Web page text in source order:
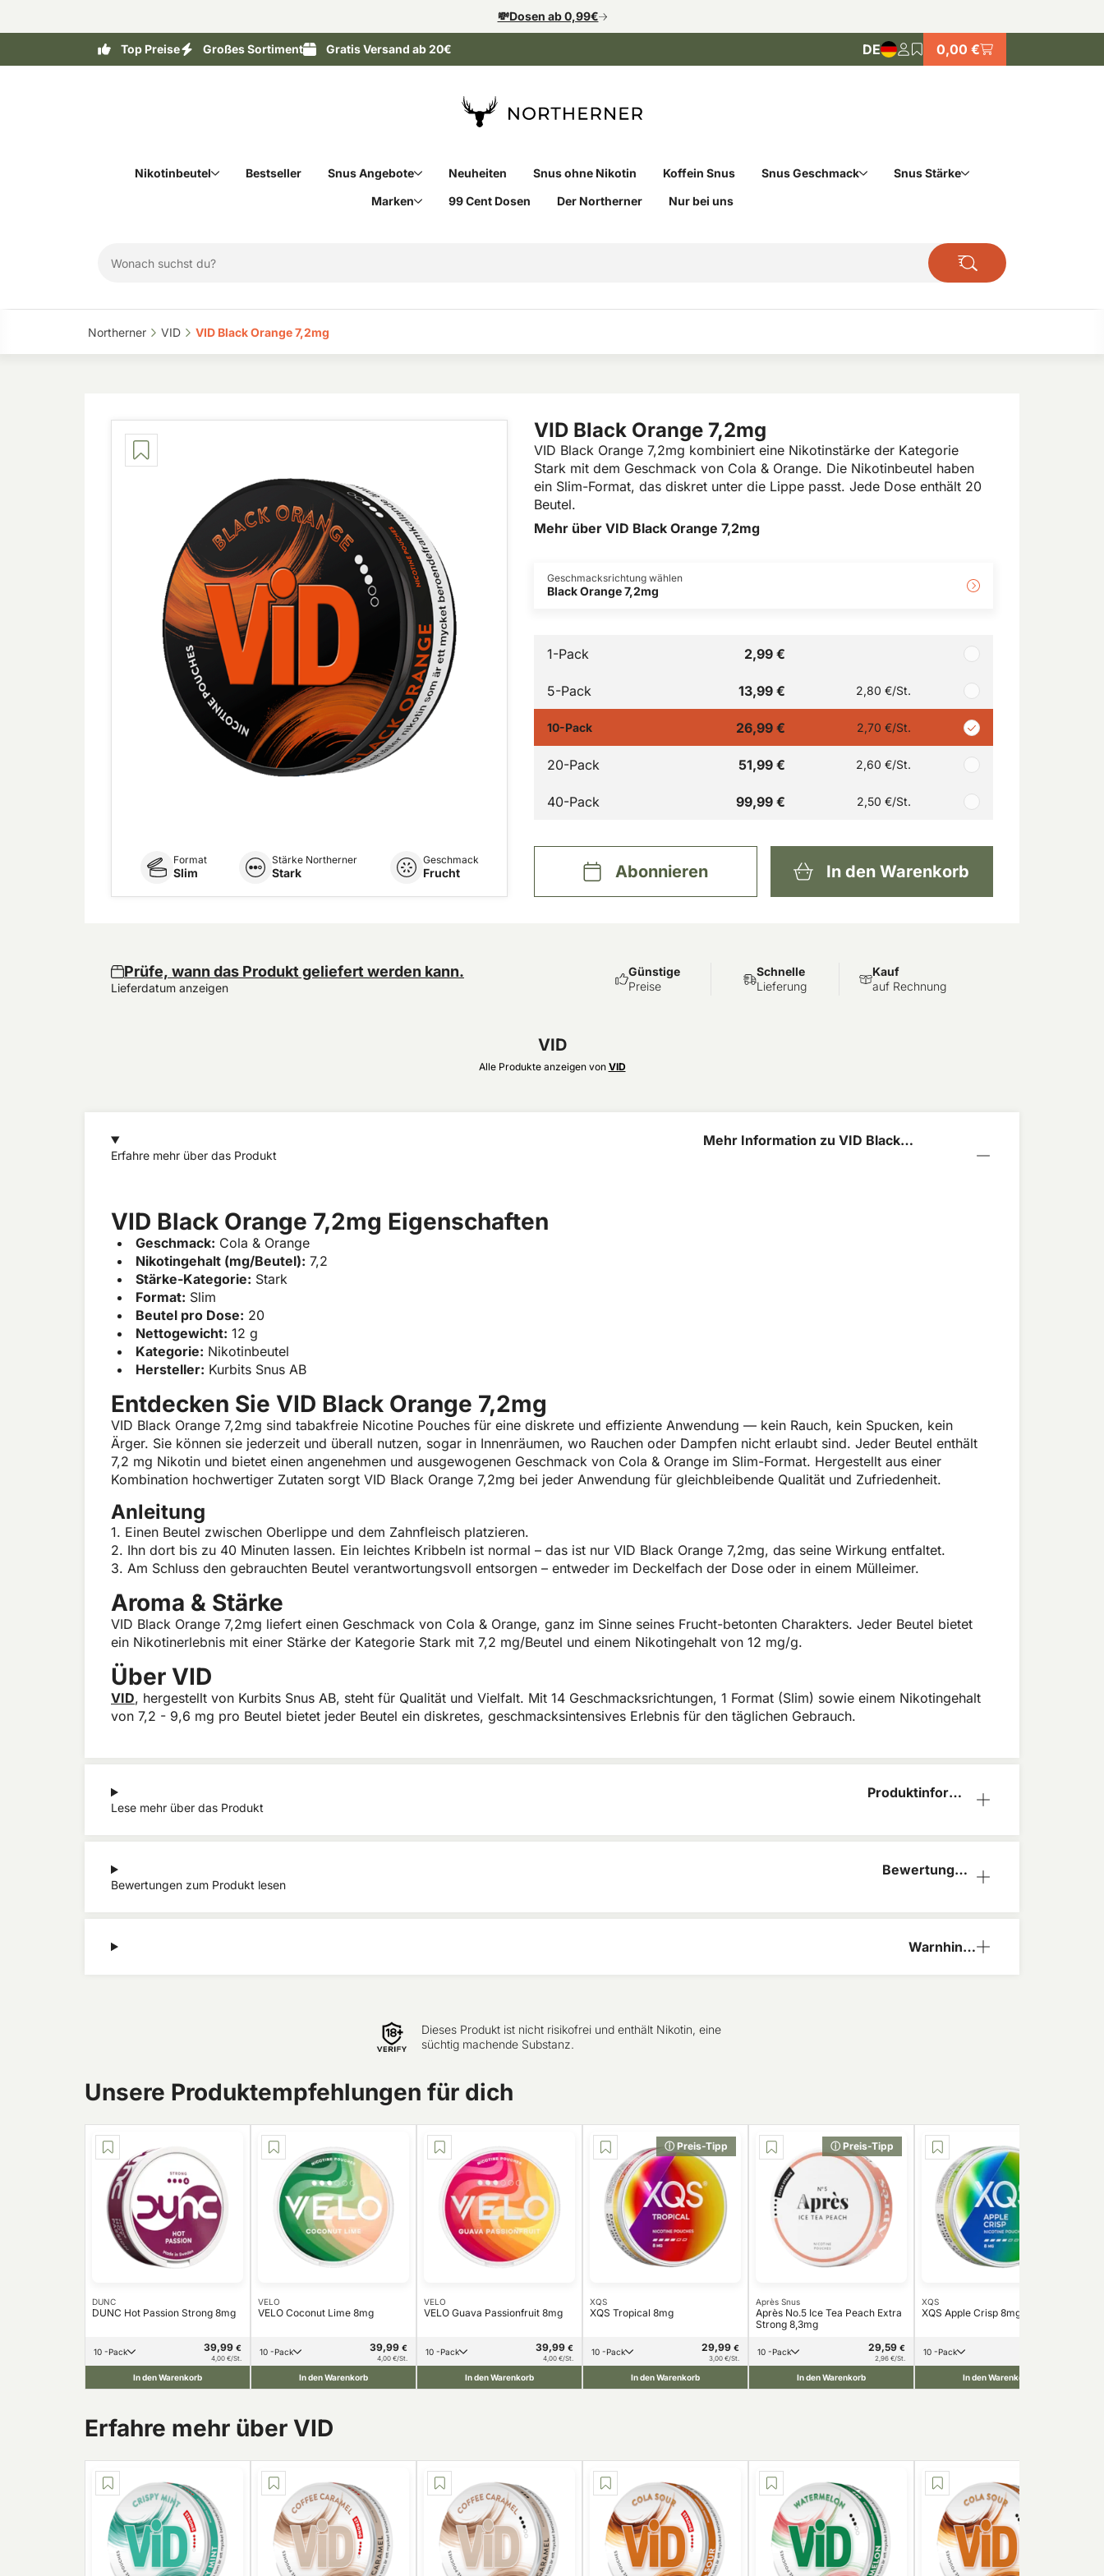
💸Dosen ab 0,99€
Top Preise Großes Sortiment Gratis Versand ab 20€ DE 0,00 €
Nikotinbeutel Bestseller Snus Angebote Neuheiten Snus ohne Nikotin Koffein Snus Snus Geschmack
Snus Stärke
Marken
99 Cent Dosen Der Northerner Nur bei uns
Northerner‎ VID‎ VID Black Orange 7,2mg‎
VID Black Orange 7,2mg
VID Black Orange 7,2mg kombiniert eine Nikotinstärke der Kategorie
Stark mit dem Geschmack von Cola & Orange. Die Nikotinbeutel haben
ein Slim-Format, das diskret unter die Lippe passt. Jede Dose enthält 20
Beutel.
Mehr über VID Black Orange 7,2mg
Format
Slim
Stärke Northerner
Stark
Geschmack
Frucht
Geschmacksrichtung wählen
Black Orange 7,2mg
1-Pack 2,99 €
5-Pack 13,99 € 2,80 €/St.
10-Pack 26,99 € 2,70 €/St.
20-Pack 51,99 € 2,60 €/St.
40-Pack 99,99 € 2,50 €/St.
Abonnieren In den Warenkorb
Prüfe, wann das Produkt geliefert werden kann.
Lieferdatum anzeigen
Mehr Information zu VID Black
Erfahre mehr über das Produkt
VID Black Orange 7,2mg Eigenschaften
Geschmack: Cola & Orange
Nikotingehalt (mg/Beutel): 7,2
Stärke-Kategorie: Stark
Format: Slim
Beutel pro Dose: 20
Nettogewicht: 12 g
Kategorie: Nikotinbeutel
Hersteller: Kurbits Snus AB
Entdecken Sie VID Black Orange 7,2mg
VID Black Orange 7,2mg sind tabakfreie Nicotine Pouches für eine diskrete und effiziente Anwendung — kein Rauch, kein Spucken, kein
Ärger. Sie können sie jederzeit und überall nutzen, sogar in Innenräumen, wo Rauchen oder Dampfen nicht erlaubt sind. Jeder Beutel enthält
7,2 mg Nikotin und bietet einen angenehmen und ausgewogenen Geschmack von Cola & Orange im Slim-Format. Hergestellt aus einer
Kombination hochwertiger Zutaten sorgt VID Black Orange 7,2mg bei jeder Anwendung für gleichbleibende Qualität und Zufriedenheit.
Anleitung
1. Einen Beutel zwischen Oberlippe und dem Zahnfleisch platzieren.
2. Ihn dort bis zu 40 Minuten lassen. Ein leichtes Kribbeln ist normal – das ist nur VID Black Orange 7,2mg, das seine Wirkung entfaltet.
3. Am Schluss den gebrauchten Beutel verantwortungsvoll entsorgen – entweder im Deckelfach der Dose oder in einem Mülleimer.
Aroma & Stärke
VID Black Orange 7,2mg liefert einen Geschmack von Cola & Orange, ganz im Sinne seines Frucht-betonten Charakters. Jeder Beutel bietet
ein Nikotinerlebnis mit einer Stärke der Kategorie Stark mit 7,2 mg/Beutel und einem Nikotingehalt von 12 mg/g.
Über VID
VID, hergestellt von Kurbits Snus AB, steht für Qualität und Vielfalt. Mit 14 Geschmacksrichtungen, 1 Format (Slim) sowie einem Nikotingehalt
von 7,2 - 9,6 mg pro Beutel bietet jeder Beutel ein diskretes, geschmacksintensives Erlebnis für den täglichen Gebrauch.
Produktinform
Lese mehr über das Produkt
Bewertungen
Bewertungen zum Produkt lesen
Warnhinw
VID
Alle Produkte anzeigen von VID
Günstige
Preise
Schnelle
Lieferung
Kauf
auf Rechnung
Dieses Produkt ist nicht risikofrei und enthält Nikotin, eine
süchtig machende Substanz.
Unsere Produktempfehlungen für dich
DUNC
DUNC Hot Passion Strong 8mg
10 -Pack 39,99 €
4,00 €/St.
In den Warenkorb
VELO
VELO Coconut Lime 8mg
10 -Pack 39,99 €
4,00 €/St.
In den Warenkorb
VELO
VELO Guava Passionfruit 8mg
10 -Pack 39,99 €
4,00 €/St.
In den Warenkorb
ⓘ Preis-Tipp
XQS
XQS Tropical 8mg
10 -Pack 29,99 €
3,00 €/St.
In den Warenkorb
ⓘ Preis-Tipp
Après Snus
Après No.5 Ice Tea Peach Extra
Strong 8,3mg
10 -Pack 29,59 €
2,96 €/St.
In den Warenkorb
XQS
XQS Apple Crisp 8mg
10 -Pack
In den Warenkorb
Erfahre mehr über VID